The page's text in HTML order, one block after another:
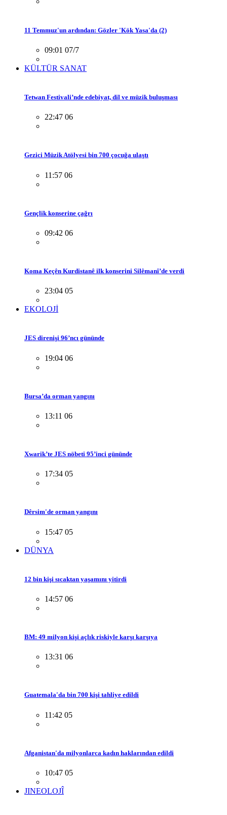
11 Temmuz'un ardından: Gözler 'Kök Yasa'da (2)
09:01 07/7
KÜLTÜR SANAT
Tetwan Festivali’nde edebiyat, dil ve müzik buluşması
22:47 06
Gezici Müzik Atölyesi bin 700 çocuğa ulaştı
11:57 06
Gençlik konserine çağrı
09:42 06
Koma Keçên Kurdistanê ilk konserini Silêmanî’de verdi
23:04 05
EKOLOJİ
JES direnişi 96’ncı gününde
19:04 06
Bursa’da orman yangını
13:11 06
Xwarik’te JES nöbeti 95’inci gününde
17:34 05
Dêrsim'de orman yangını
15:47 05
DÜNYA
12 bin kişi sıcaktan yaşamını yitirdi
14:57 06
BM: 49 milyon kişi açlık riskiyle karşı karşıya
13:31 06
Guatemala'da bin 700 kişi tahliye edildi
11:42 05
Afganistan'da milyonlarca kadın haklarından edildi
10:47 05
JINEOLOJÎ